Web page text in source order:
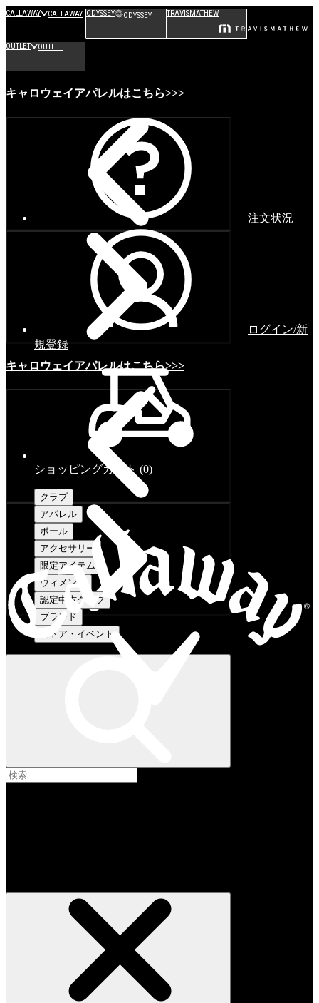
CALLAWAY CALLAWAY ODYSSEY ODYSSEY TRAVISMATHEW
OUTLET OUTLET
キャロウェイアパレルはこちら>>>
キャロウェイアパレルはこちら>>>
注文状況
ログイン/新
規登録
ショッピングカート (0)
クラブ
アパレル
ボール
アクセサリー
限定アイテム
ウィメンズ
認定中古クラブ
ブランド
ストア・イベント